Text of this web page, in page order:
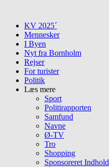
contentKV 2025´
Mennesker
I Byen
Nyt fra Bornholm
Rejser
For turister
Politik
Læs mere
Sport
Politirapporten
Samfund
Navne
Ø-TV
Tro
Shopping
Sponsoreret Indhold